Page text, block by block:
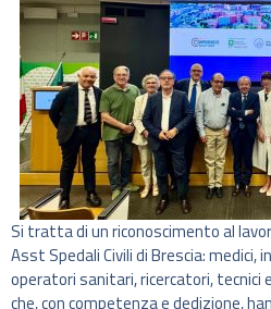
Si tratta di un riconoscimento al
Asst Spedali Civili di Brescia: medici,
operatori sanitari, ricercatori,
che, con competenza e dedizione,